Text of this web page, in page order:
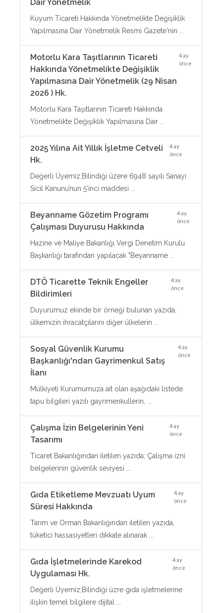
Dair Yönetmelik
Kuyum Ticareti Hakkında Yönetmelikte Değişiklik
Yapılmasına Dair Yönetmelik Resmi Gazete'nin ...
Motorlu Kara Taşıtlarının Ticareti
Hakkında Yönetmelikte Değişiklik
Yapılmasına Dair Yönetmelik (29 Nisan
2026 ) Hk.
4 ay
önce
Motorlu Kara Taşıtlarının Ticareti Hakkında
Yönetmelikte Değişiklik Yapılmasına Dair ...
2025 Yılına Ait Yıllık İşletme Cetveli
Hk.
4 ay
önce
Değerli Üyemiz;Bilindiği üzere 6948 sayılı Sanayi
Sicil Kanunu’nun 5’inci maddesi ...
Beyanname Gözetim Programı
Çalışması Duyurusu Hakkında
4 ay
önce
Hazine ve Maliye Bakanlığı Vergi Denetim Kurulu
Başkanlığı tarafından yapılacak "Beyanname ...
DTÖ Ticarette Teknik Engeller
Bildirimleri
4 ay
önce
Duyurumuz ekinde bir örneği bulunan yazıda,
ülkemizin ihracatçılarını diğer ülkelerin ...
Sosyal Güvenlik Kurumu
Başkanlığı'ndan Gayrimenkul Satış
İlanı
4 ay
önce
Mülkiyeti Kurumumuza ait olan aşağıdaki listede
tapu bilgileri yazılı gayrimenkullerin, ...
Çalışma İzin Belgelerinin Yeni
Tasarımı
4 ay
önce
Ticaret Bakanlığından iletilen yazıda; Çalışma izni
belgelerinin güvenlik seviyesi ...
Gıda Etiketleme Mevzuatı Uyum
Süresi Hakkında
4 ay
önce
Tarım ve Orman Bakanlığından iletilen yazıda,
tüketici hassasiyetleri dikkate alınarak ...
Gıda İşletmelerinde Karekod
Uygulaması Hk.
4 ay
önce
Değerli Üyemiz;Bilindiği üzre gıda işletmelerine
ilişkin temel bilgilere dijital ...